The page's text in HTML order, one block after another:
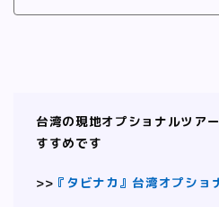
台湾の現地オプショナルツア
すすめです
>> 『タビナカ』台湾オプショ